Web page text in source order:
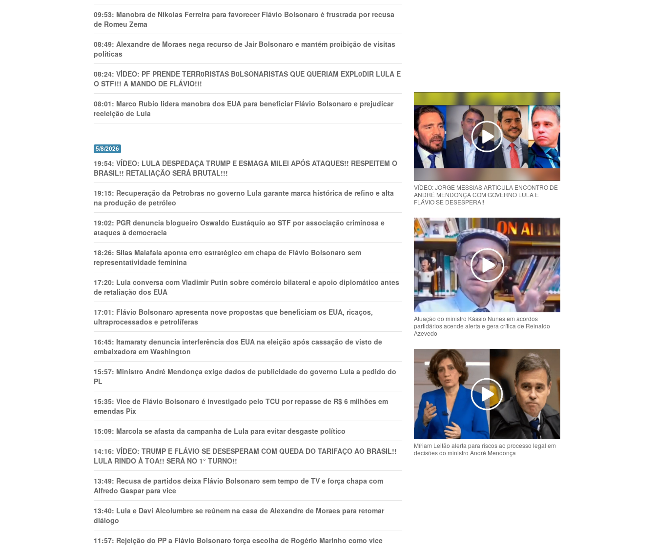
09:53: Manobra de Nikolas Ferreira para favorecer Flávio Bolsonaro é frustrada por recusa
de Romeu Zema
08:49: Alexandre de Moraes nega recurso de Jair Bolsonaro e mantém proibição de visitas
políticas
08:24: VÍDEO: PF PRENDE TERR0RlSTAS B0LSONARlSTAS QUE QUERIAM EXPL0DlR LULA E
O STF!!! A MANDO DE FLÁVIO!!!
08:01: Marco Rubio lidera manobra dos EUA para beneficiar Flávio Bolsonaro e prejudicar
reeleição de Lula
5/8/2026
19:54: VÍDEO: LULA DESPEDAÇA TRUMP E ESMAGA MILEI APÓS ATAQUES!! RESPEITEM O
BRASIL!! RETALIAÇÃO SERÁ BRUTAL!!!
19:15: Recuperação da Petrobras no governo Lula garante marca histórica de refino e alta
na produção de petróleo
19:02: PGR denuncia blogueiro Oswaldo Eustáquio ao STF por associação criminosa e
ataques à democracia
18:26: Silas Malafaia aponta erro estratégico em chapa de Flávio Bolsonaro sem
representatividade feminina
17:20: Lula conversa com Vladimir Putin sobre comércio bilateral e apoio diplomático antes
de retaliação dos EUA
17:01: Flávio Bolsonaro apresenta nove propostas que beneficiam os EUA, ricaços,
ultraprocessados e petrolíferas
16:45: Itamaraty denuncia interferência dos EUA na eleição após cassação de visto de
embaixadora em Washington
15:57: Ministro André Mendonça exige dados de publicidade do governo Lula a pedido do
PL
15:35: Vice de Flávio Bolsonaro é investigado pelo TCU por repasse de R$ 6 milhões em
emendas Pix
15:09: Marcola se afasta da campanha de Lula para evitar desgaste político
14:16: VÍDEO: TRUMP E FLÁVIO SE DESESPERAM COM QUEDA DO TARIFAÇO AO BRASIL!!
LULA RINDO À TOA!! SERÁ NO 1° TURNO!!
13:49: Recusa de partidos deixa Flávio Bolsonaro sem tempo de TV e força chapa com
Alfredo Gaspar para vice
13:40: Lula e Davi Alcolumbre se reúnem na casa de Alexandre de Moraes para retomar
diálogo
11:57: Rejeição do PP a Flávio Bolsonaro força escolha de Rogério Marinho como vice
VÍDEO: JORGE MESSIAS ARTICULA ENCONTRO DE
ANDRÉ MENDONÇA COM GOVERNO LULA E
FLÁVIO SE DESESPERA!!
Atuação do ministro Kássio Nunes em acordos
partidários acende alerta e gera crítica de Reinaldo
Azevedo
Míriam Leitão alerta para riscos ao processo legal em
decisões do ministro André Mendonça